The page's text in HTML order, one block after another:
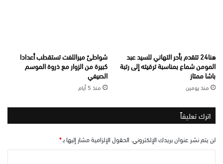
هنا24 تتقدم بأحر التهاني للسيد عبد
المومن شماع بمناسبة ترقيته إلى رتبة
باشا ممتاز
منذ يومين
شواطئ ميراللفت تستقطب أعدادا
كبيرة من الزوار مع ذروة الموسم
الصيفي
منذ 5 أيام
اترك تعليقاً
لن يتم نشر عنوان بريدك الإلكتروني. الحقول الإلزامية مشار إليها بـ*